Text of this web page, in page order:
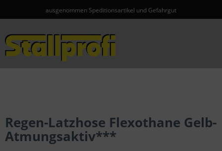
ausgenommen Speditionsartikel und Gefahrgut
Regen-Latzhose Flexothane Gelb-
Atmungsaktiv***